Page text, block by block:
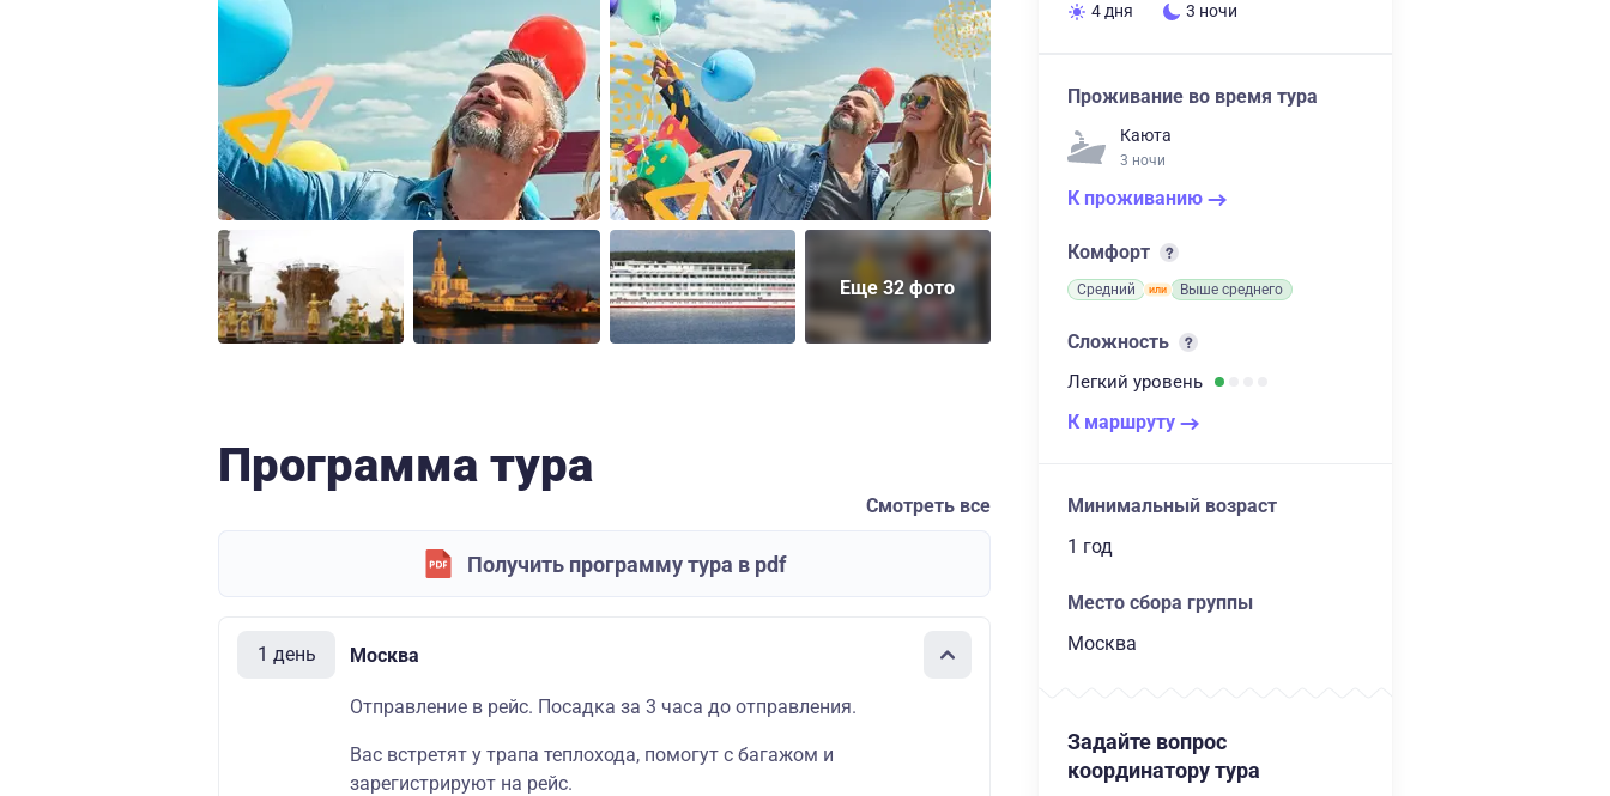
Еще 32 фото
Программа тура
Смотреть все
Получить программу тура в pdf
1 день Москва
Отправление в рейс. Посадка за 3 часа до отправления.
Вас встретят у трапа теплохода, помогут с багажом и
зарегистрируют на рейс.
4 дня 3 ночи
Проживание во время тура
Каюта
3 ночи
К проживанию
Комфорт
Средний Выше среднего
Сложность
Легкий уровень
К маршруту
Минимальный возраст
1 год
Место сбора группы
Москва
Задайте вопрос
координатору тура